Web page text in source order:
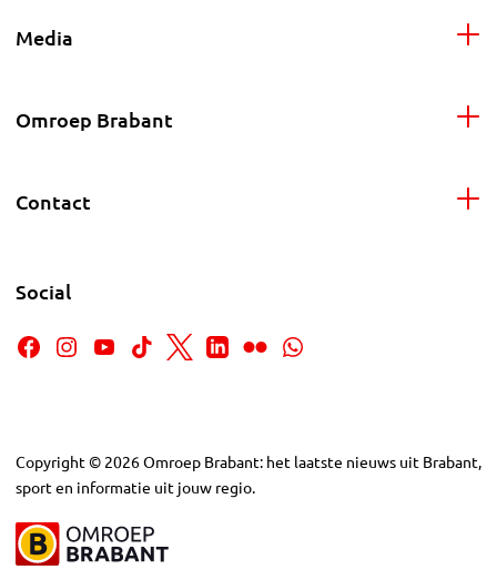
Media
Omroep Brabant
Contact
Social
Copyright © 2026Omroep Brabant: het laatste nieuws uit Brabant,
sport en informatie uit jouw regio.